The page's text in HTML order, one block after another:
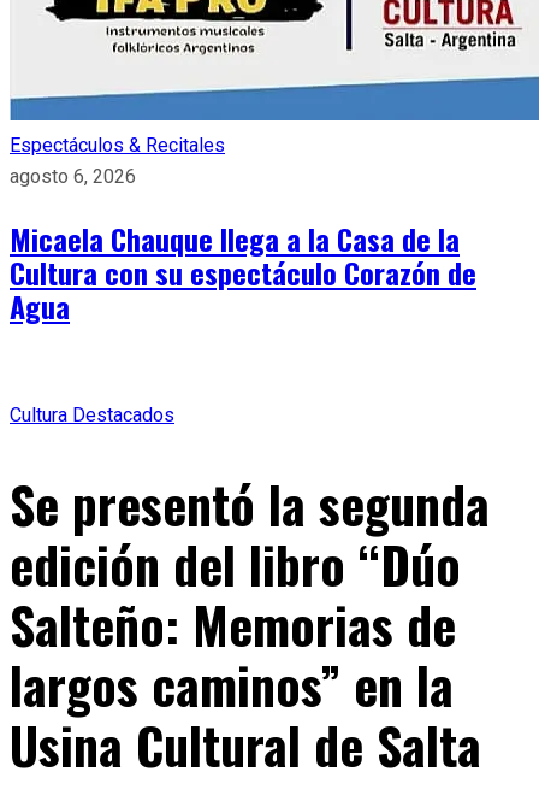
Espectáculos & Recitales
agosto 6, 2026
Micaela Chauque llega a la Casa de la
Cultura con su espectáculo Corazón de
Agua
Cultura Destacados
Se presentó la segunda
edición del libro “Dúo
Salteño: Memorias de
largos caminos” en la
Usina Cultural de Salta